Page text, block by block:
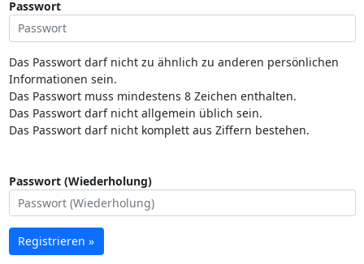
Passwort
Das Passwort darf nicht zu ähnlich zu anderen persönlichen
Informationen sein.
Das Passwort muss mindestens 8 Zeichen enthalten.
Das Passwort darf nicht allgemein üblich sein.
Das Passwort darf nicht komplett aus Ziffern bestehen.
Passwort (Wiederholung)
Registrieren »